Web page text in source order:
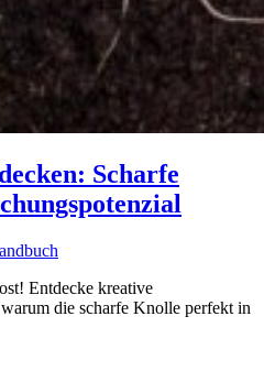
Scharfe
Entdecke kreative
die scharfe Knolle perfekt in